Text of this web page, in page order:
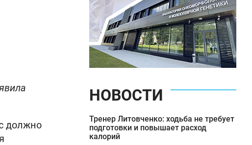
должно
НОВОСТИ
Тренер Литовченко: ходьба не требует
подготовки и повышает расход
калорий